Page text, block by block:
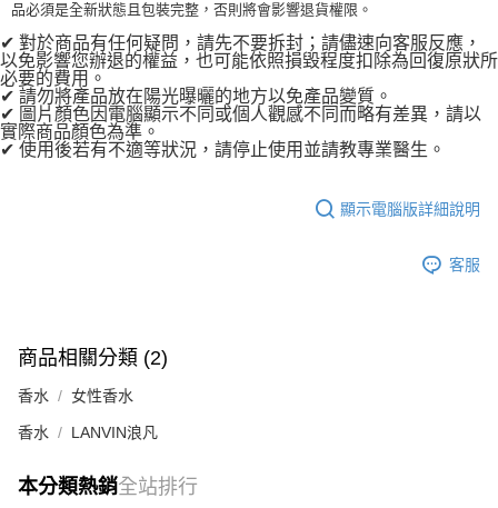
品必須是全新狀態且包裝完整，否則將會影響退貨權限。
✔ 對於商品有任何疑問，請先不要拆封；請儘速向客服反應，
以免影響您辦退的權益，也可能依照損毀程度扣除為回復原狀所
必要的費用。
✔ 請勿將產品放在陽光曝曬的地方以免產品變質。
✔ 圖片顏色因電腦顯示不同或個人觀感不同而略有差異，請以
實際商品顏色為準。
✔ 使用後若有不適等狀況，請停止使用並請教專業醫生。
顯示電腦版詳細說明
客服
商品相關分類 (2)
香水 女性香水
香水 LANVIN浪凡
本分類熱銷全站排行